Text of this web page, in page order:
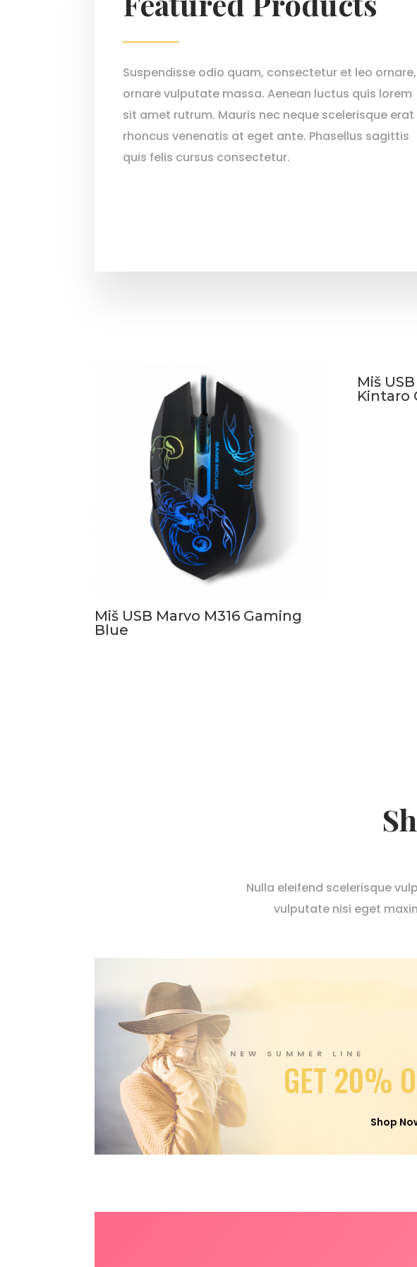
Suspendisse odio quam, consectetur et leo ornare,
ornare vulputate massa. Aenean luctus quis lorem
sit amet rutrum. Mauris nec neque scelerisque erat
rhoncus venenatis at eget ante. Phasellus sagittis
quis felis cursus consectetur.
Miš USB Marvo M316 Gaming
Blue
Miš
Kintaro
Nulla eleifend scelerisque
vulputate nisi eget
NEW SUMMER LINE
GET 20%
Shop